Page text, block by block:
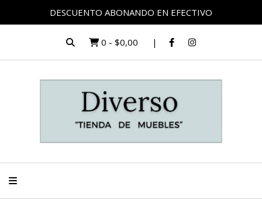
DESCUENTO ABONANDO EN EFECTIVO
0 - $0,00